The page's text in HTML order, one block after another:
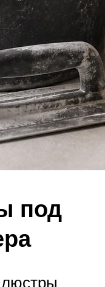
под
люстры